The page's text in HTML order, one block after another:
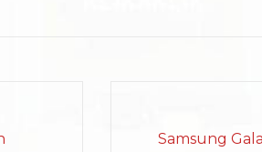
Samsung